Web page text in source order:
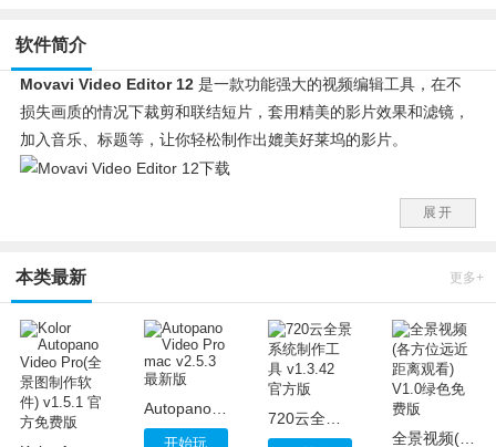
软件简介
Movavi Video Editor 12是一款功能强大的视频编辑工具，在不
损失画质的情况下裁剪和联结短片，套用精美的影片效果和滤镜，
加入音乐、标题等，让你轻松制作出媲美好莱坞的影片。
3、应用片头和效果。
4、颜色校正和视频增强。
5、模糊、油画、怀旧及其他滤镜。
6、色度键、慢动作和其他好莱坞技巧。
7、去除视频中的运动失真，而不影响总体质量。
8、使用动画过渡联接幻灯片。
展开
本类最新 更多+
Autopano Video Pro mac v2.5.3 最新版
开始玩
720云全景系统制作工具 v1.3.42 官方版
全景视频(各方位远近距离观看) V1.0绿色免费版